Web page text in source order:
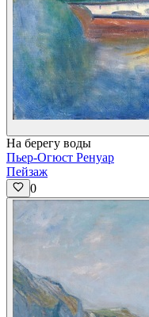
На берегу воды
Пьер-Огюст Ренуар
Пейзаж
0